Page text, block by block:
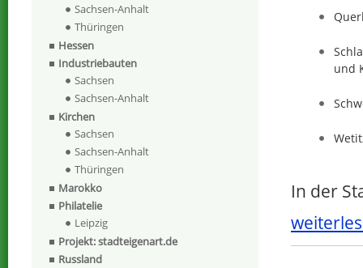
und
In der
Sachsen-Anhalt
Thüringen
Hessen
Industriebauten
Sachsen
Sachsen-Anhalt
Kirchen
Sachsen
Sachsen-Anhalt
Thüringen
Marokko
Philatelie
Leipzig
Projekt: stadteigenart.de
Russland